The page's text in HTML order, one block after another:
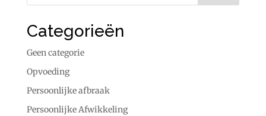
Categorieën
Geen categorie
Opvoeding
Persoonlijke afbraak
Persoonlijke Afwikkeling